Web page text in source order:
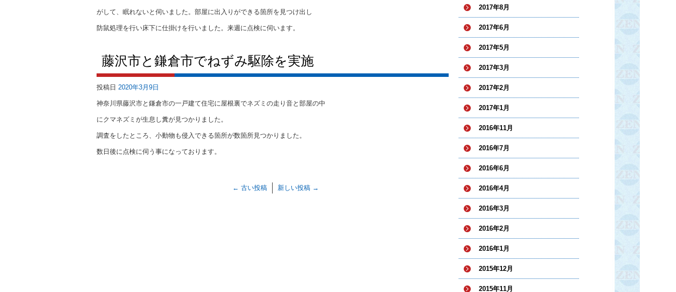
がして、眠れないと伺いました。部屋に出入りができる箇所を見つけ出し
防鼠処理を行い床下に仕掛けを行いました。来週に点検に伺います。
藤沢市と鎌倉市でねずみ駆除を実施
投稿日 2020年3月9日
神奈川県藤沢市と鎌倉市の一戸建て住宅に屋根裏でネズミの走り音と部屋の中
にクマネズミが生息し糞が見つかりました。
調査をしたところ、小動物も侵入できる箇所が数箇所見つかりました。
数日後に点検に伺う事になっております。
← 古い投稿 新しい投稿 →
2017年8月
2017年6月
2017年5月
2017年3月
2017年2月
2017年1月
2016年11月
2016年7月
2016年6月
2016年4月
2016年3月
2016年2月
2016年1月
2015年12月
2015年11月